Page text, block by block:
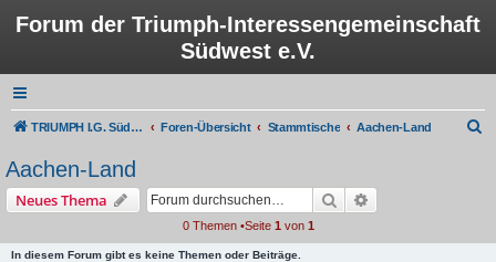
Forum der Triumph-Interessengemeinschaft
Südwest e.V.
TRIUMPH I.G. Südwest e.V. Foren-Übersicht Stammtische Aachen-Land
Aachen-Land
Neues Thema Suche
0 Themen •Seite 1 von 1
In diesem Forum gibt es keine Themen oder Beiträge.